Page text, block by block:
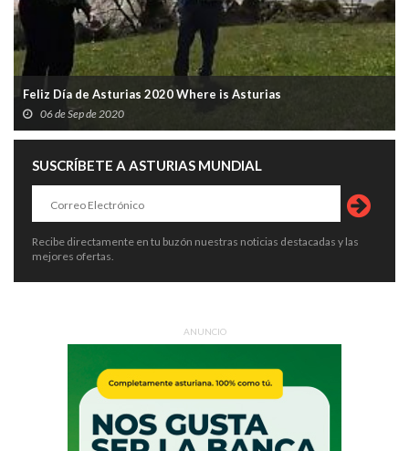
Feliz Día de Asturias 2020 Where is Asturias
06 de Sep de 2020
SUSCRÍBETE A ASTURIAS MUNDIAL
Recibe directamente en tu buzón nuestras noticias destacadas y las
mejores ofertas.
ANUNCIO